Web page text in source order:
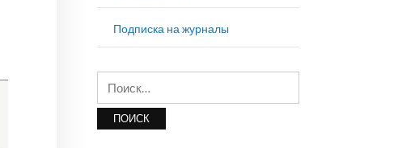
Подписка на журналы